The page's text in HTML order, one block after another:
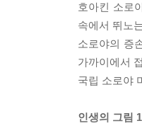
호아킨 소로
속에서 뛰노
소로야의 증
가까이에서
국립 소로야
인생의 그림